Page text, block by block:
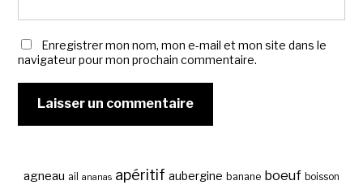
Enregistrer mon nom, mon e-mail et mon site dans le
navigateur pour mon prochain commentaire.
agneau ail ananas apéritif aubergine banane boeuf boisson